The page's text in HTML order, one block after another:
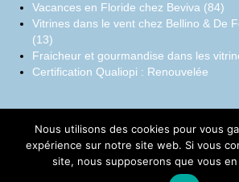
Vacances en Floride chez Beviva (84)
Vitrines dans le vent chez Bellino & De
(13)
Fraicheur et gourmandise dans les
Certification Qualiopi : Renouvelée
Facebook
Instagram
LinkedIn
Nous utilisons des cookies pour vous
expérience sur notre site web. Si vous
site, nous supposerons que vous